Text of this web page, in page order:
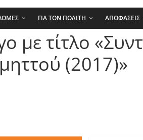
ΓΙΑ ΤΟΝ ΠΟΛΙΤΗ ΑΠΟΦΑΣΕΙΣ
με τίτλο
(2017)»